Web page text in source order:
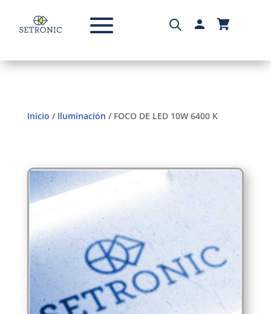
Inicio / Iluminación / FOCO DE LED 10W 6400 K